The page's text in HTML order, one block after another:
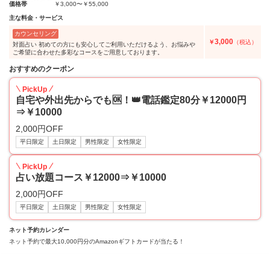
価格帯
￥3,000〜￥55,000
主な料金・サービス
カウンセリング
対面占い 初めての方にも安心してご利用いただけるよう、お悩みや
ご希望に合わせた多彩なコースをご用意しております。
￥3,000 （税込）
おすすめのクーポン
PickUp
自宅や外出先からでも🆗！👑電話鑑定80分￥12000円
⇒￥10000
2,000円OFF
平日限定 土日限定 男性限定 女性限定
PickUp
占い放題コース￥12000⇒￥10000
2,000円OFF
平日限定 土日限定 男性限定 女性限定
ネット予約カレンダー
ネット予約で最大10,000円分のAmazonギフトカードが当たる！